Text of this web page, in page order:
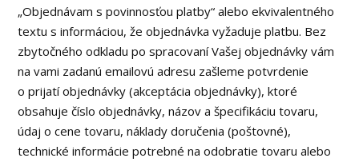
„Objednávam s povinnosťou platby“ alebo ekvivalentného
textu s informáciou, že objednávka vyžaduje platbu. Bez
zbytočného odkladu po spracovaní Vašej objednávky vám
na vami zadanú emailovú adresu zašleme potvrdenie
o prijatí objednávky (akceptácia objednávky), ktoré
obsahuje číslo objednávky, názov a špecifikáciu tovaru,
údaj o cene tovaru, náklady doručenia (poštovné),
technické informácie potrebné na odobratie tovaru alebo